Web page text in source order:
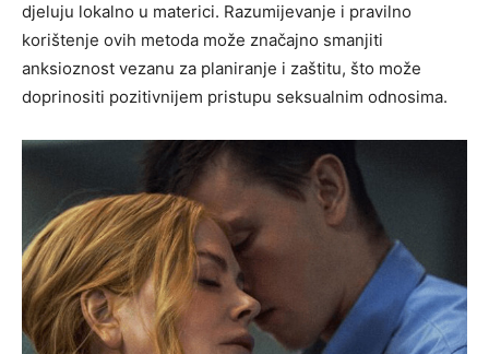
djeluju lokalno u materici. Razumijevanje i pravilno
korištenje ovih metoda može značajno smanjiti
anksioznost vezanu za planiranje i zaštitu, što može
doprinositi pozitivnijem pristupu seksualnim odnosima.